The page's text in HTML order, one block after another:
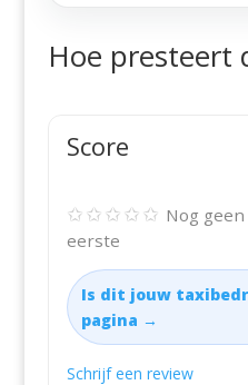
Hoe presteert
Score
✩✩✩✩✩ Nog
eerste
Is dit jouw
pagina →
Schrijf een review